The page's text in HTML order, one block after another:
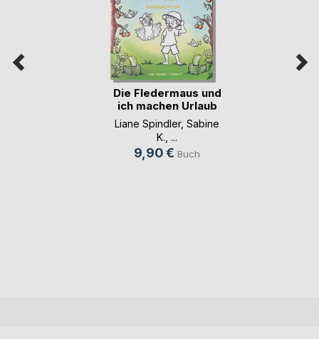
Die Fledermaus und
ich machen Urlaub
Liane Spindler, Sabine
K. , ...
9,90 € Buch